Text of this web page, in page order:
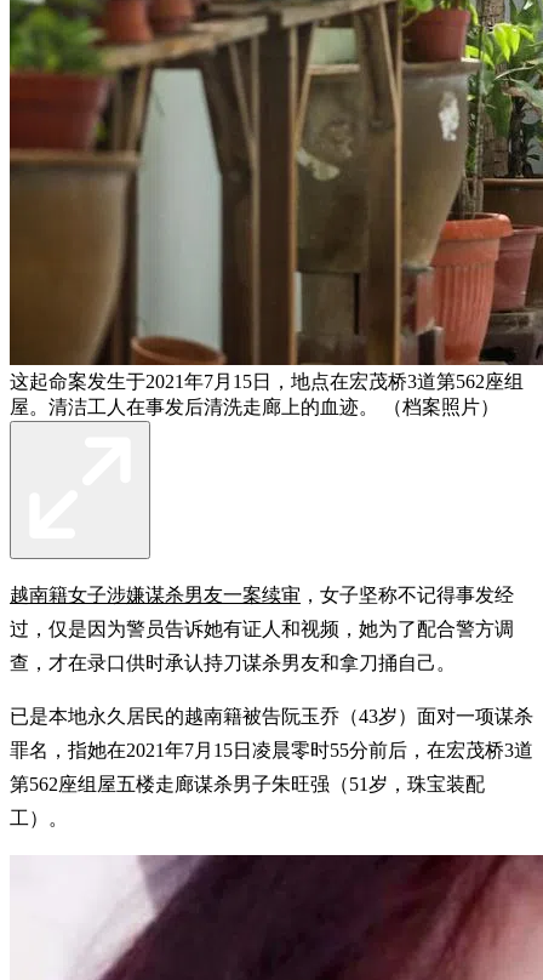
这起命案发生于2021年7月15日，地点在宏茂桥3道第562座组
屋。清洁工人在事发后清洗走廊上的血迹。 （档案照片）
越南籍女子涉嫌谋杀男友一案续审 ，女子坚称不记得事发经
过，仅是因为警员告诉她有证人和视频，她为了配合警方调
查，才在录口供时承认持刀谋杀男友和拿刀捅自己。
已是本地永久居民的越南籍被告阮玉乔（43岁）面对一项谋杀
罪名，指她在2021年7月15日凌晨零时55分前后，在宏茂桥3道
第562座组屋五楼走廊谋杀男子朱旺强（51岁，珠宝装配
工）。